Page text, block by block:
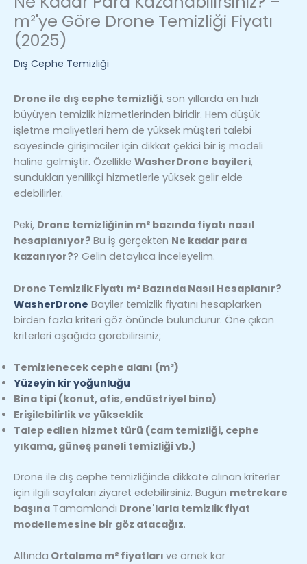
m²'ye Göre Drone Temizliği Fiyatı
(2025)
Dış Cephe Temizliği
Drone ile dış cephe temizliği, son yıllarda en hızlı
büyüyen temizlik hizmetlerinden biridir. Hem düşük
işletme maliyetleri hem de yüksek müşteri talebi
sayesinde girişimciler için dikkat çekici bir iş modeli
haline gelmiştir. Özellikle WasherDrone bayileri,
sundukları yenilikçi hizmetlerle yüksek gelir elde
edebilirler.
Peki, Drone temizliğinin m² bazında fiyatı nasıl
hesaplanıyor? Bu iş gerçekten Ne kadar para
kazanıyor?? Gelin detaylıca inceleyelim.
Drone Temizlik Fiyatı m² Bazında Nasıl Hesaplanır?
WasherDrone Bayiler temizlik fiyatını hesaplarken
birden fazla kriteri göz önünde bulundurur. Öne çıkan
kriterleri aşağıda görebilirsiniz;
Temizlenecek cephe alanı (m²)
Yüzeyin kir yoğunluğu
Bina tipi (konut, ofis, endüstriyel bina)
Erişilebilirlik ve yükseklik
Talep edilen hizmet türü (cam temizliği, cephe
yıkama, güneş paneli temizliği vb.)
Drone ile dış cephe temizliğinde dikkate alınan kriterler
için ilgili sayfaları ziyaret edebilirsiniz. Bugün metrekare
başına Tamamlandı Drone'larla temizlik fiyat
modellemesine bir göz atacağız.
Altında Ortalama m² fiyatları ve örnek kar